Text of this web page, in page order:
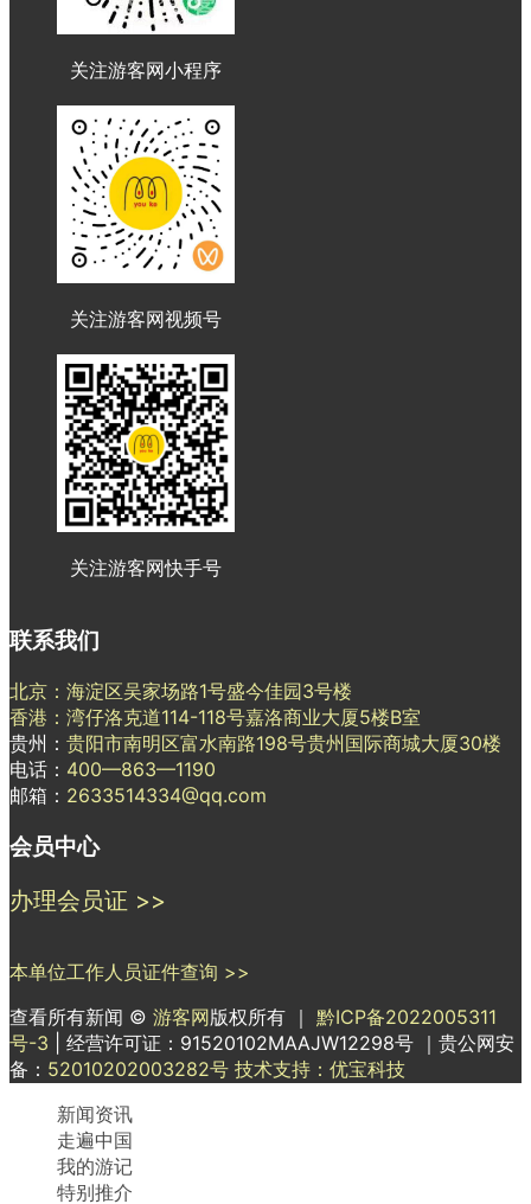
关注游客网小程序
关注游客网视频号
关注游客网快手号
联系我们
北京：海淀区吴家场路1号盛今佳园3号楼
香港：湾仔洛克道114-118号嘉洛商业大厦5楼B室
贵州： 贵阳市南明区富水南路198号贵州国际商城大厦30楼
电话： 400—863—1190
邮箱： 2633514334@qq.com
会员中心
办理会员证 >>
本单位工作人员证件查询 >>
查看所有新闻 © 游客网版权所有 ｜ 黔ICP备2022005311
号-3
| 经营许可证：91520102MAAJW12298号 ｜贵公网安
备： 52010202003282号 技术支持：优宝科技
新闻资讯
走遍中国
我的游记
特别推介